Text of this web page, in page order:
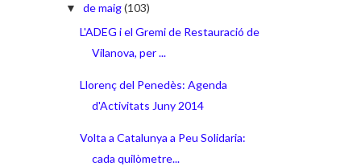
▼ de maig(103)
L'ADEG i el Gremi de Restauració de
Vilanova, per ...
Llorenç del Penedès: Agenda
d'Activitats Juny 2014
Volta a Catalunya a Peu Solidaria:
cada quilòmetre...